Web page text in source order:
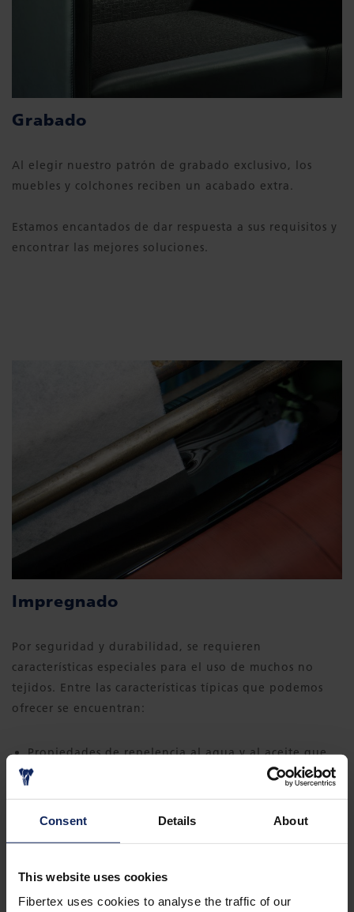
Consent Details About
This website uses cookies
Fibertex uses cookies to analyse the traffic of our
Grabado
Al elegir nuestro patrón de grabado exclusivo, los
muebles y colchones reciben un acabado extra.
Estamos encantados de dar respuesta a sus requisitos y
encontrar las mejores soluciones.
Impregnado
Por seguridad y durabilidad, se requieren
características especiales para el uso de muchos no
tejidos. Entre las características típicas que podemos
ofrecer se encuentran:
Propiedades de repelencia al agua y al aceite que
protegen el tejido del polvo y la contaminación a lo
Revestimiento de plasma a nivel molecular que
ofrece las propiedades hidrófobas, oleófobas o